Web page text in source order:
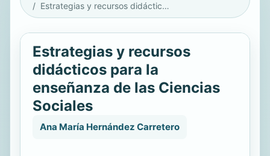
Estrategias y recursos didácticos para la enseñanza de las Ciencias Sociales
Estrategias y recursos
didácticos para la
enseñanza de las Ciencias
Sociales
Ana María Hernández Carretero